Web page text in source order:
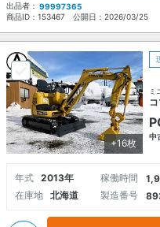
出品者： 99997365
商品ID： 153467 公開日： 2026/03/25
+16枚
ミ
中
年式 2013年 稼働時間
在庫地
北海道 製造番号